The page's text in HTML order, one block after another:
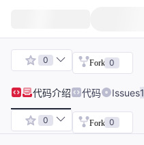
0 Fork 0
代码介绍 代码 Issues1
0 Fork 0